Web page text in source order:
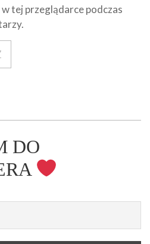
tej przeglądarce podczas
DO